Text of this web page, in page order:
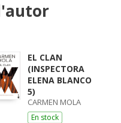
EL CLAN
(INSPECTORA
ELENA BLANCO
5)
CARMEN MOLA
En stock